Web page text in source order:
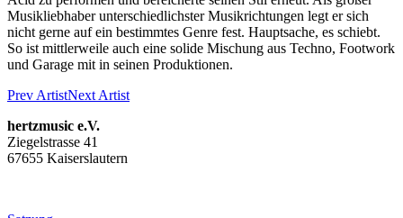
Musikliebhaber unterschiedlichster Musikrichtungen legt er sich
nicht gerne auf ein bestimmtes Genre fest. Hauptsache, es schiebt.
So ist mittlerweile auch eine solide Mischung aus Techno, Footwork
und Garage mit in seinen Produktionen.
Prev ArtistNext Artist
hertzmusic e.V.
Ziegelstrasse 41
67655 Kaiserslautern